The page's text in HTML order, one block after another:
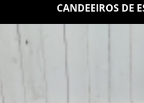
CANDEEIROS DE